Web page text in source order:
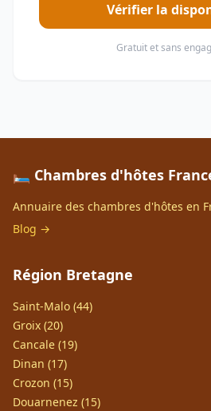
Vérifier la
Gratuit et sans
🛏️ Chambres d'hôtes
Annuaire des chambres d'hôtes en
Blog →
Région Bretagne
Saint-Malo (44)
Groix (20)
Cancale (19)
Dinan (17)
Crozon (15)
Douarnenez (15)